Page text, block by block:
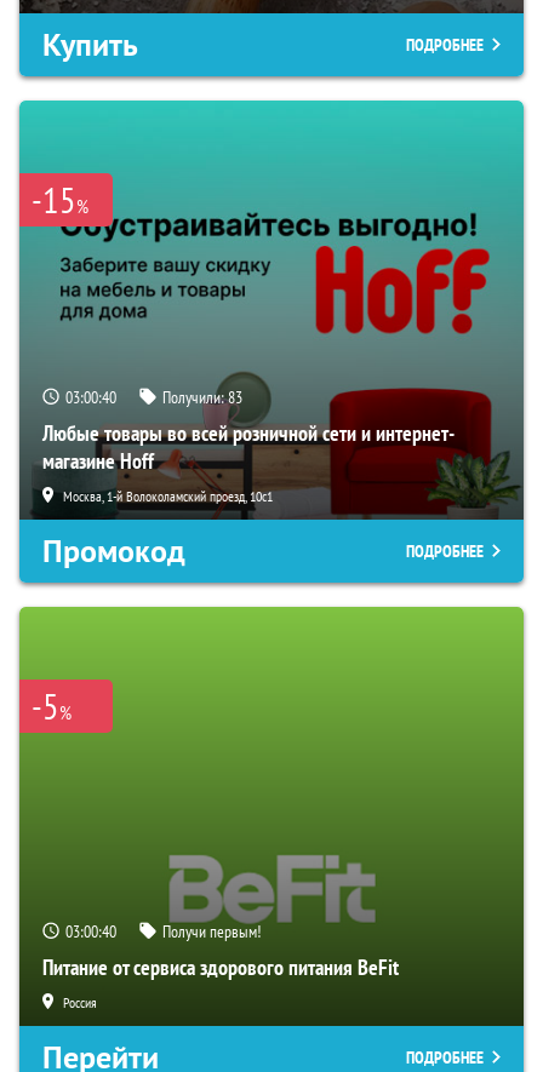
Купить ПОДРОБНЕЕ
-15%
03:00:39 Получили:83
Любые товары во всей розничной сети и интернет-
магазине Hoff
Москва, 1-й Волоколамский проезд, 10с1
Промокод ПОДРОБНЕЕ
-5%
03:00:39 Получи первым!
Питание от сервиса здорового питания BeFit
Россия
Перейти ПОДРОБНЕЕ